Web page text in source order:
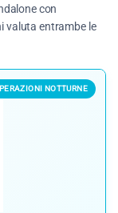
con
valuta entrambe le
NOTTURNE